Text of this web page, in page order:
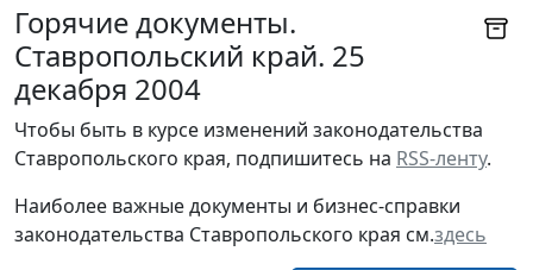
Горячие документы.
Ставропольский край. 25
декабря 2004
Чтобы быть в курсе изменений законодательства
Ставропольского края, подпишитесь на RSS-ленту.
Наиболее важные документы и бизнес-справки
законодательства Ставропольского края см.здесь